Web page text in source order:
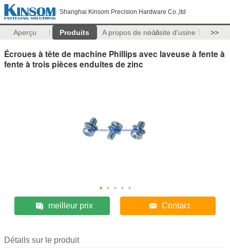
Shanghai Kinsom Precision Hardware Co.,ltd
Aperçu Produits A propos de nousVisite d'usine >>
Écroues à tête de machine Phillips avec laveuse à fente à
fente à trois pièces enduites de zinc
meilleur prix Contact
Détails sur le produit